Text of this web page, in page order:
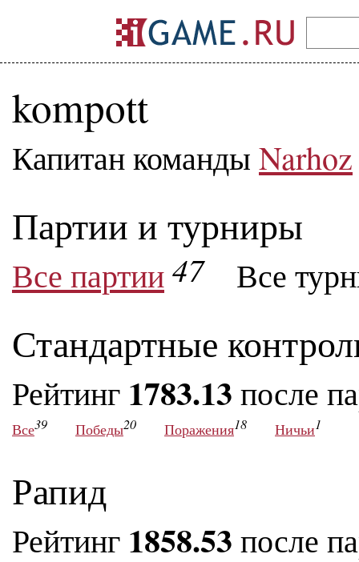
kompott
Капитан команды Narhoz
Партии и турниры
Все партии47 Все
Стандартные
Рейтинг 1783.13 после
Все39 Победы20 Поражения18 Ничьи1
Рапид
Рейтинг 1858.53 после